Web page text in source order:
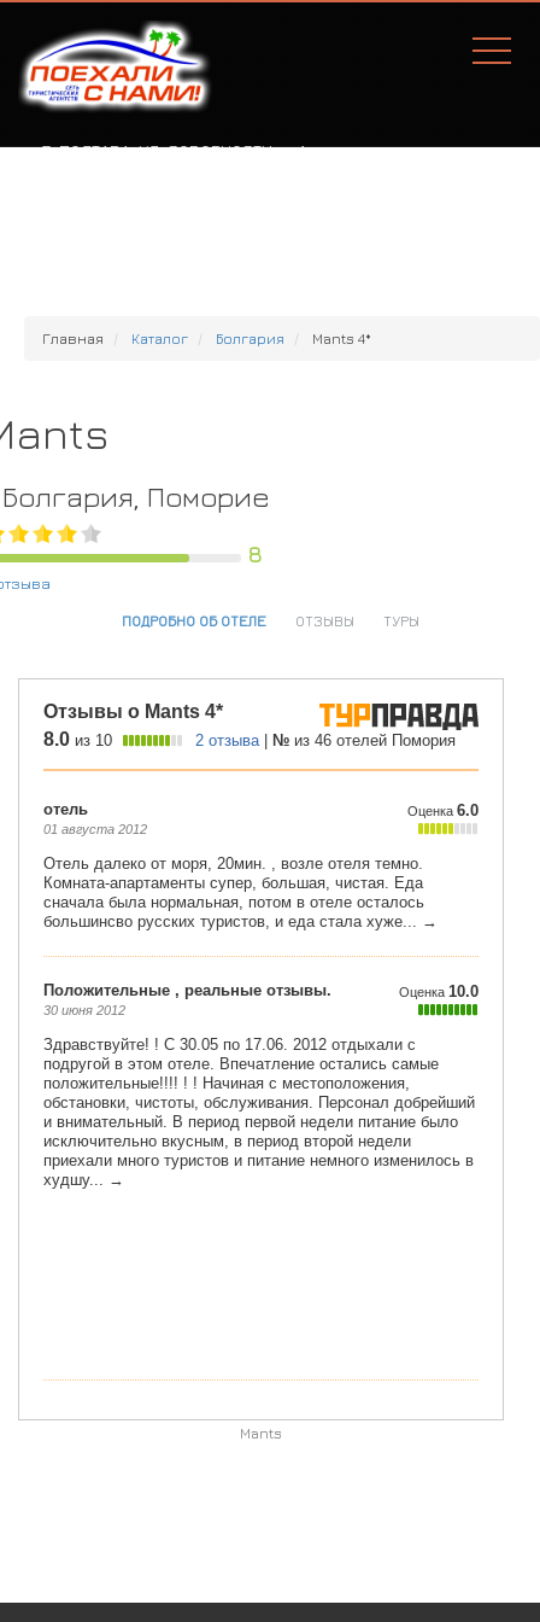
Г. ПОЛТАВА, УЛ. СОБОРНОСТИ, 77А
Главная Каталог Болгария Mants 4*
Болгария, Поморие
8
ПОДРОБНО ОБ ОТЕЛЕ
ОТЗЫВЫ ТУРЫ
Mants